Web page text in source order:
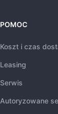
POMOC
Koszt i czas
Leasing
Serwis
Autoryzowane